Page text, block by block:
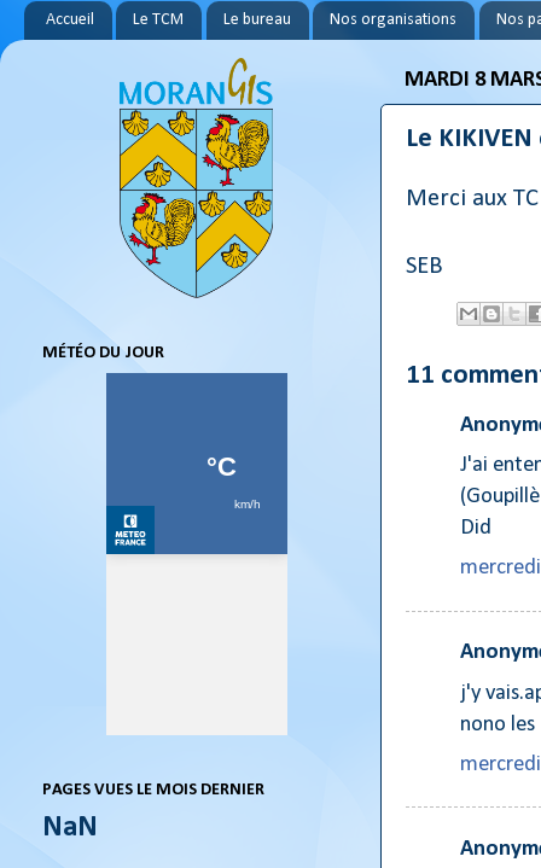
Accueil Le TCM Le bureau Nos organisations Nos
MARDI 8
Le
Merci aux
SEB
11
J'ai
Did
j'y
nono les
MÉTÉO DU JOUR
PAGES VUES LE MOIS DERNIER
NaN